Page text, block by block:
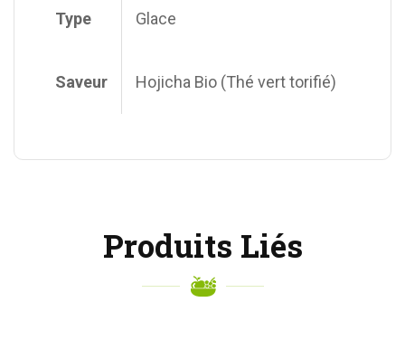
Type Glace
Saveur Hojicha Bio (Thé vert torifié)
Produits Liés